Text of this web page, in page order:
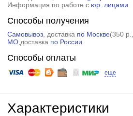
Информация по работе с юр. лицами
Способы получения
Самовывоз, доставка по Москве(350 р.
МО,доставка по России
Способы оплаты
еще
Характеристики